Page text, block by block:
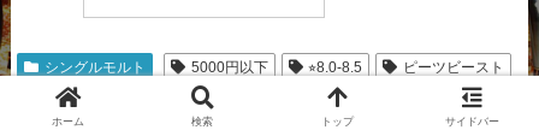
シングルモルト 5000円以下 ⭐︎8.0-8.5 ピーツビースト
ホーム 検索 トップ サイドバー